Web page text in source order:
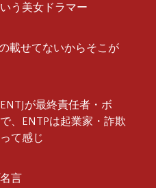
う美女ドラマー
載せてないからそこが
が最終責任者・ボ
、ENTPは起業家・詐欺
て感じ
言